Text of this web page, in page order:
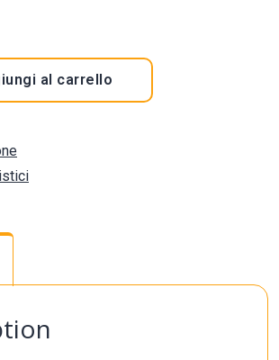
al carrello